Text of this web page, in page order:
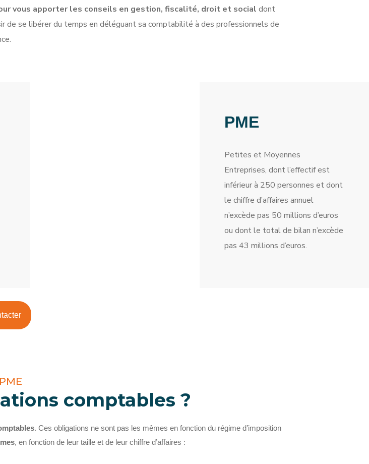
vous apporter les conseils en gestion, fiscalité, droit et social dont
de se libérer du temps en déléguant sa comptabilité à des professionnels de
PME
Petites et Moyennes
Entreprises, dont l’effectif est
inférieur à 250 personnes et dont
le chiffre d’affaires annuel
n’excède pas 50 millions d’euros
ou dont le total de bilan n’excède
pas 43 millions d’euros.
comptables ?
. Ces obligations ne sont pas les mêmes en fonction du régime d’imposition
, en fonction de leur taille et de leur chiffre d’affaires :